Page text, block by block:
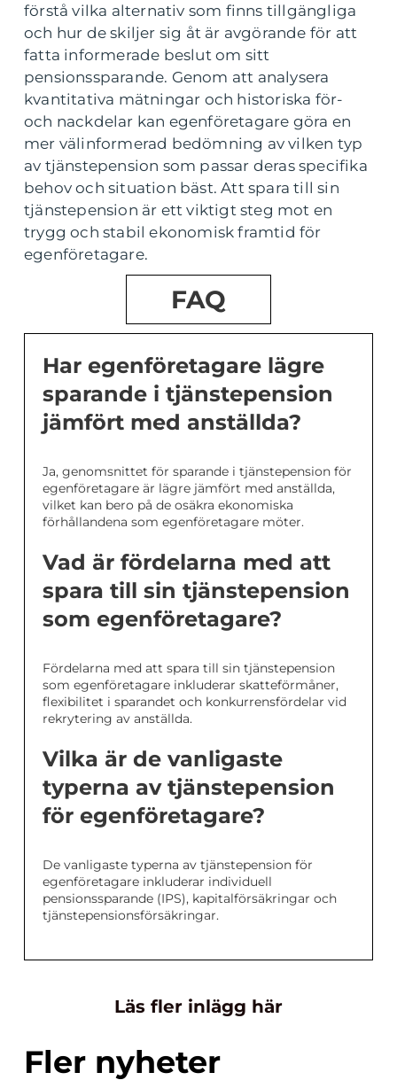
förstå vilka alternativ som finns tillgängliga
och hur de skiljer sig åt är avgörande för att
fatta informerade beslut om sitt
pensionssparande. Genom att analysera
kvantitativa mätningar och historiska för-
och nackdelar kan egenföretagare göra en
mer välinformerad bedömning av vilken typ
av tjänstepension som passar deras specifika
behov och situation bäst. Att spara till sin
tjänstepension är ett viktigt steg mot en
trygg och stabil ekonomisk framtid för
egenföretagare.
FAQ
Har egenföretagare lägre
sparande i tjänstepension
jämfört med anställda?
Ja, genomsnittet för sparande i tjänstepension för
egenföretagare är lägre jämfört med anställda,
vilket kan bero på de osäkra ekonomiska
förhållandena som egenföretagare möter.
Vad är fördelarna med att
spara till sin tjänstepension
som egenföretagare?
Fördelarna med att spara till sin tjänstepension
som egenföretagare inkluderar skatteförmåner,
flexibilitet i sparandet och konkurrensfördelar vid
rekrytering av anställda.
Vilka är de vanligaste
typerna av tjänstepension
för egenföretagare?
De vanligaste typerna av tjänstepension för
egenföretagare inkluderar individuell
pensionssparande (IPS), kapitalförsäkringar och
tjänstepensionsförsäkringar.
Läs fler inlägg här
Fler nyheter